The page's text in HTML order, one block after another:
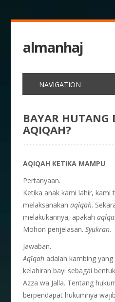
almanhaj
BAYAR HUTANG
AQIQAH?
AQIQAH KETIKA MAMPU
Pertanyaan.
Ketika anak kami lahir, kami
melaksanakanaqîqah.
melakukannya, apakah
Mohon penjelasan.Syukran.
Jawaban.
Aqîqah adalah kambing
kelahiran bayi sebagai
Azza wa Jalla. Tentang
berpendapat hukumnya